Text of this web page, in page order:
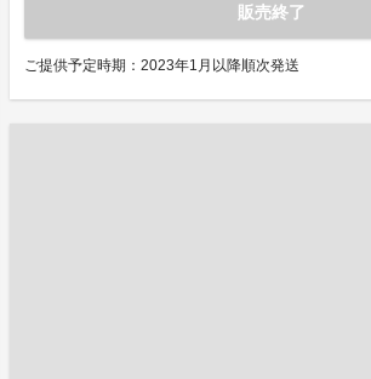
販売終了
ご提供予定時期：2023年1月以降順次発送